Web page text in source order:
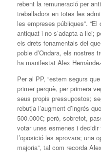
rebent la remuneració per
treballadors en totes les
les empreses públiques”.
antiquat i no s’adapta a llei;
els drets fonamentals del
poble d’Ondara, els nostres
ha manifestat Alex
Per al PP, “estem segurs
primer perquè, per primera
seus propis pressupostos;
rebutja l’augment d’ingrés
500.000€; però, sobretot,
votar unes esmenes i
l’oposició les aprovara; una
majoria”, tal com recorda